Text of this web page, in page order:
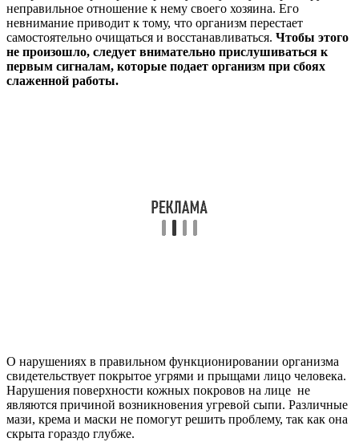
неправильное отношение к нему своего хозяина. Его
невнимание приводит к тому, что организм перестает
самостоятельно очищаться и восстанавливаться. Чтобы этого
не произошло, следует внимательно прислушиваться к
первым сигналам, которые подает организм при сбоях
слаженной работы.
О нарушениях в правильном функционировании организма
свидетельствует покрытое угрями и прыщами лицо человека.
Нарушения поверхности кожных покровов на лице не
являются причиной возникновения угревой сыпи. Различные
мази, крема и маски не помогут решить проблему, так как она
скрыта гораздо глубже.